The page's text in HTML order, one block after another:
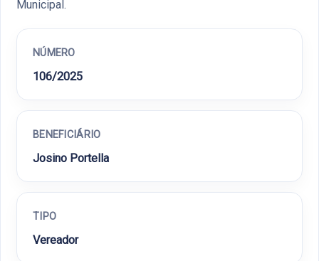
Municipal.
NÚMERO
106/2025
BENEFICIÁRIO
Josino Portella
TIPO
Vereador